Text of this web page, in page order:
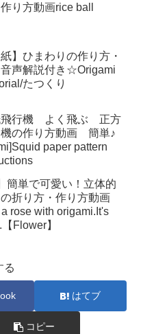
り方動画rice ball
紙】ひまわりの作り方・
声解説付き☆Origami
たつくり
飛行機 よく飛ぶ 正方
の作り方動画 簡単♪
paper pattern
簡単で可愛い！立体的
折り方・作り方動画
rose with origami.It's
Flower】
る
はてブ
コピー